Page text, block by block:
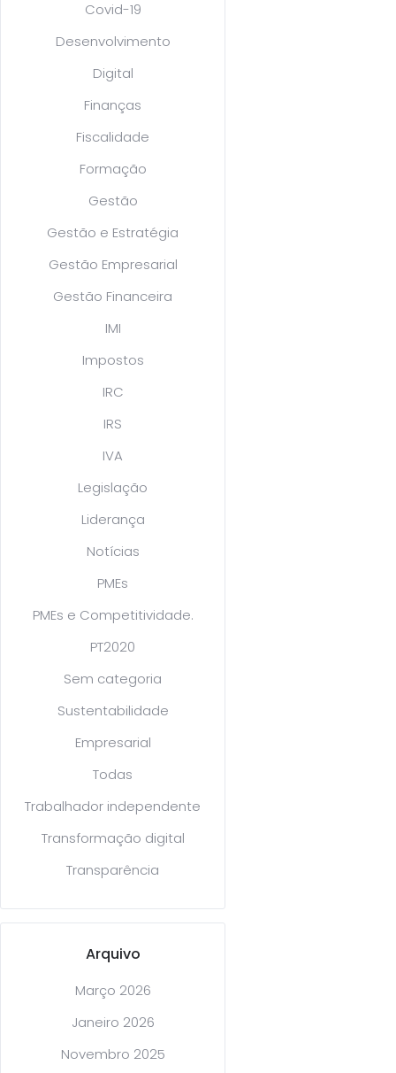
Covid-19
Desenvolvimento
Digital
Finanças
Fiscalidade
Formação
Gestão
Gestão e Estratégia
Gestão Empresarial
Gestão Financeira
IMI
Impostos
IRC
IRS
IVA
Legislação
Liderança
Notícias
PMEs
PMEs e Competitividade.
PT2020
Sem categoria
Sustentabilidade
Empresarial
Todas
Trabalhador independente
Transformação digital
Transparência
Arquivo
Março 2026
Janeiro 2026
Novembro 2025